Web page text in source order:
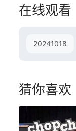
在线观看
20241018
猜你喜欢